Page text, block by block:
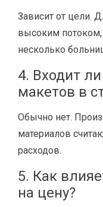
Зависит от цели.
высоким потоком,
несколько
4. Входит
макетов в
Обычно нет.
материалов
расходов.
5. Как
на цену?